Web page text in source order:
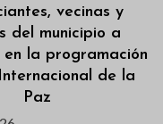
vecinas y
del municipio a
la programación
de la
Paz